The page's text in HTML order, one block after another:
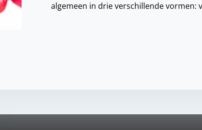
algemeen in drie verschillende vormen: